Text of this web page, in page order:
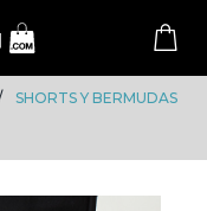
SHORTS Y BERMUDAS